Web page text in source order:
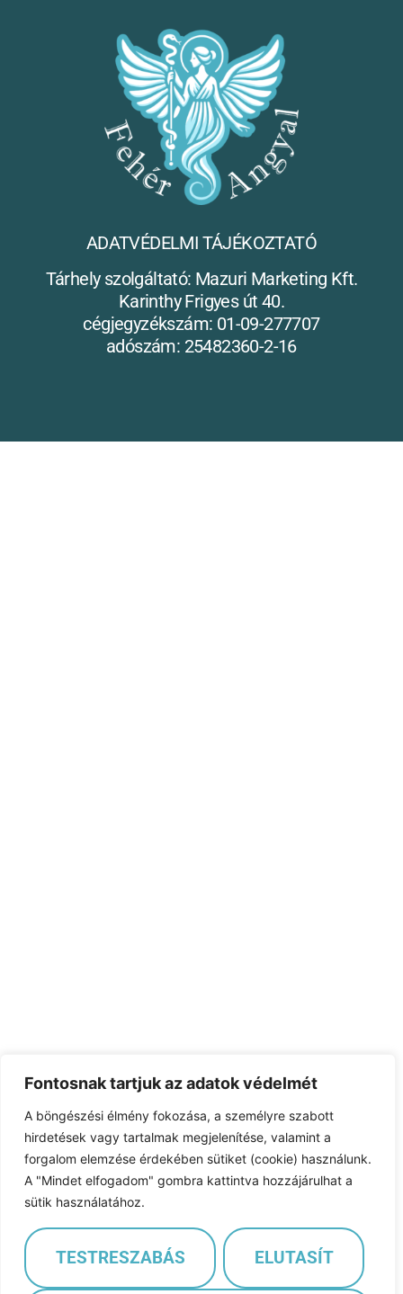
Fontosnak tartjuk az adatok védelmét
A böngészési élmény fokozása, a személyre szabott
hirdetések vagy tartalmak megjelenítése, valamint a
forgalom elemzése érdekében sütiket (cookie) használunk.
A "Mindet elfogadom" gombra kattintva hozzájárulhat a
sütik használatához.
TESTRESZABÁS ELUTASÍT
ADATVÉDELMI TÁJÉKOZTATÓ
Tárhely szolgáltató: Mazuri Marketing Kft.
Karinthy Frigyes út 40.
cégjegyzékszám: 01-09-277707
adószám: 25482360-2-16